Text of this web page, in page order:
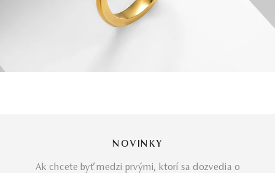
NOVINKY
Ak chcete byť medzi prvými, ktorí sa dozvedia o